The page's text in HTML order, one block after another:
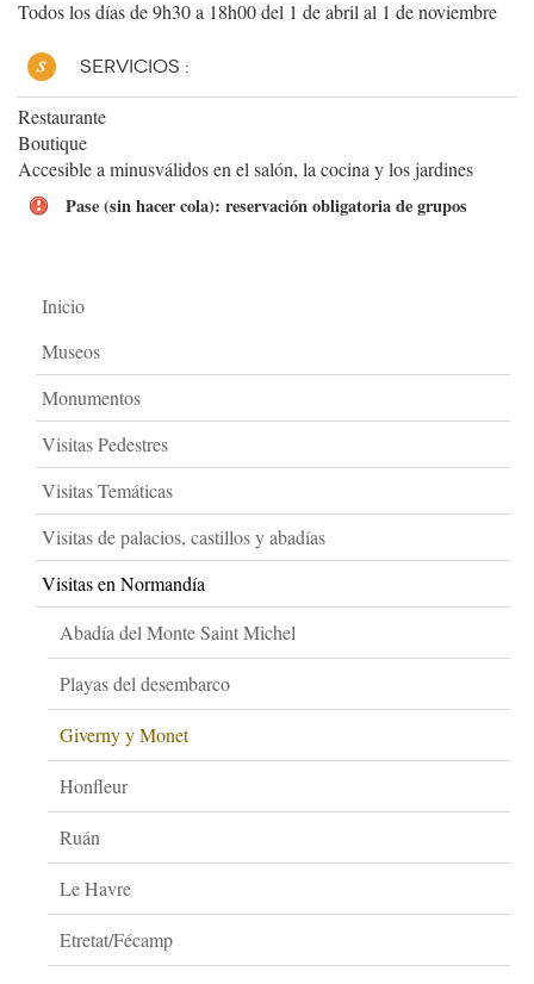
Todos los días de 9h30 a 18h00 del 1 de abril al 1 de noviembre
SERVICIOS :
Restaurante
Boutique
Accesible a minusválidos en el salón, la cocina y los jardines
Pase (sin hacer cola): reservación obligatoria de grupos
Inicio
Museos
Monumentos
Visitas Pedestres
Visitas Temáticas
Visitas de palacios, castillos y abadías
Visitas en Normandía
Abadía del Monte Saint Michel
Playas del desembarco
Giverny y Monet
Honfleur
Ruán
Le Havre
Etretat/Fécamp